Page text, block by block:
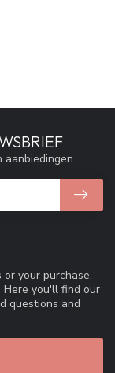
your purchase,
Here you'll find our
questions and